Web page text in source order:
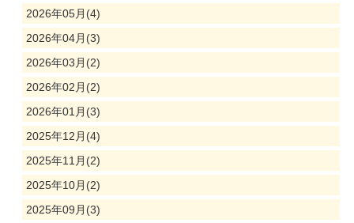
2026年05月(4)
2026年04月(3)
2026年03月(2)
2026年02月(2)
2026年01月(3)
2025年12月(4)
2025年11月(2)
2025年10月(2)
2025年09月(3)